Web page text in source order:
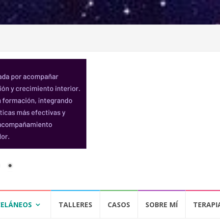
TALLERES CASOS SOBRE MÍ